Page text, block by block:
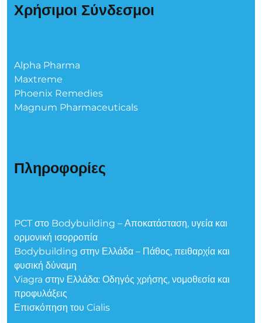
Χρήσιμοι Σύνδεσμοι
Alpha Pharma
Maxtreme
Phoenix Remedies
Magnum Pharmaceuticals
Πληροφορίες
PCT στο Bodybuilding – Αποκατάσταση, υγεία και
ορμονική ισορροπία
Bodybuilding στην Ελλάδα – Πάθος, πειθαρχία και
φυσική δύναμη
Viagra στην Ελλάδα: Οδηγός χρήσης, νομοθεσία και
προφυλάξεις
Επισκόπηση του Cialis